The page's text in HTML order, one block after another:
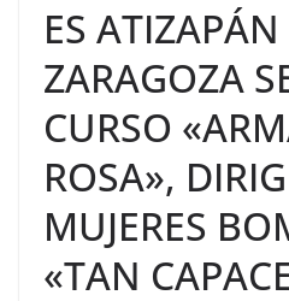
ES ATIZAPÁN
ZARAGOZA
CURSO
ROSA»,
MUJERES
«TAN